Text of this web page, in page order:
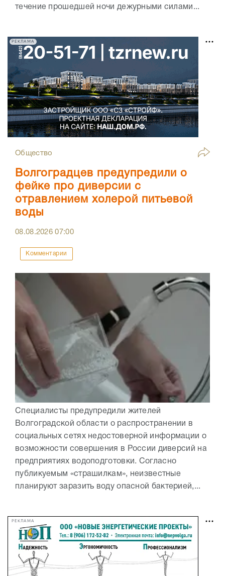
течение прошедшей ночи дежурными силами...
РЕКЛАМА
Общество
Волгоградцев предупредили о
фейке про диверсии с
отравлением холерой питьевой
воды
08.08.202607:00
Комментарии
Специалисты предупредили жителей
Волгоградской области о распространении в
социальных сетях недостоверной информации о
возможности совершения в России диверсий на
предприятиях водоподготовки. Согласно
публикуемым «страшилкам», неизвестные
планируют заразить воду опасной бактерией,...
РЕКЛАМА